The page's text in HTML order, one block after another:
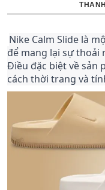
Nike Calm Slide là
để mang lại sự thoải
Điều đặc biệt về sản
cách thời trang và